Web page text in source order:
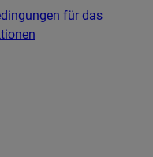
für das